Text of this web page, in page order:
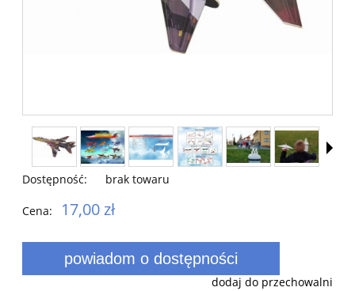
Dostępność: brak towaru
Cena: 17,00 zł
powiadom o dostępności
dodaj do przechowalni